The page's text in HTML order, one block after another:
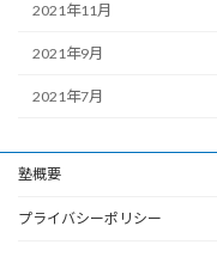
2021年11月
2021年9月
2021年7月
塾概要
プライバシーポリシー